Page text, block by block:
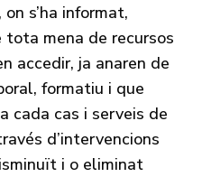
s’ha informat,
mena de recursos
accedir, ja anaren de
formatiu i que
cada cas i serveis de
d’intervencions
i o eliminat